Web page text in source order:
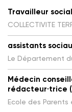
Travailleur
COLLECTIVITE
assistants
Le Département
Médecin
rédacteur·trice
Ecole des Parents